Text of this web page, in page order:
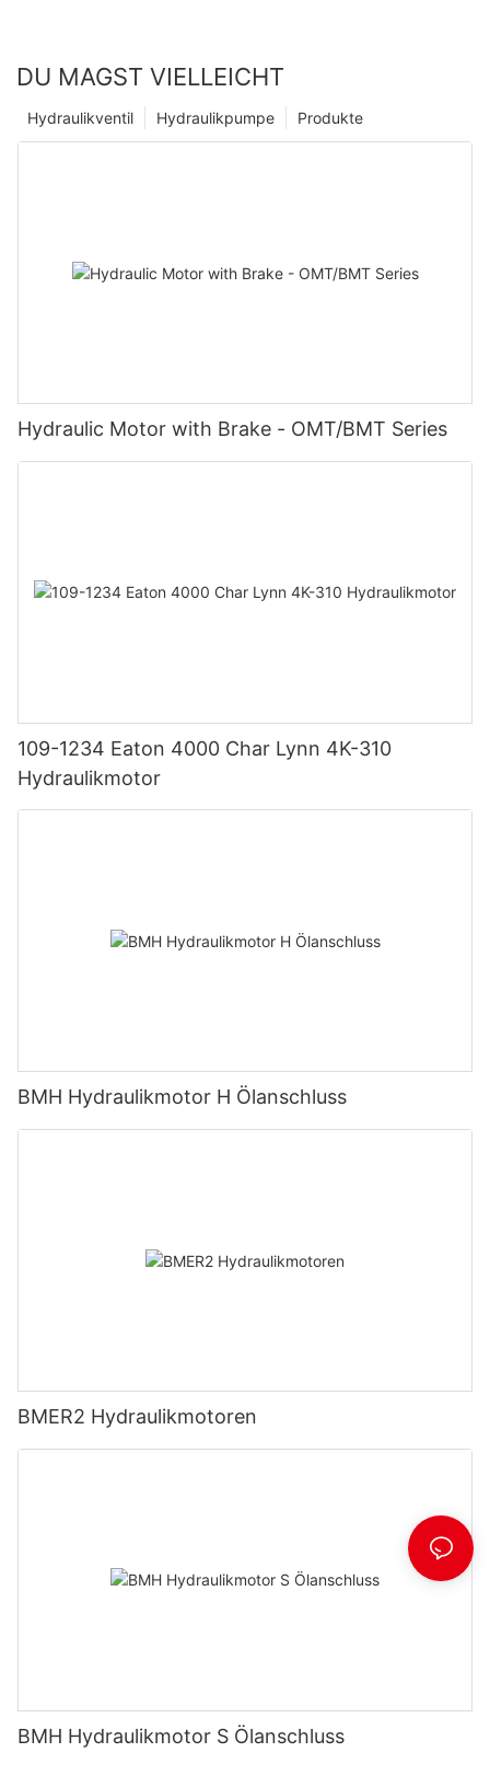
DU MAGST VIELLEICHT
Produkte
Hydraulikpumpe
Hydraulikventil
Hydraulic Motor with Brake - OMT/BMT Series
109-1234 Eaton 4000 Char Lynn 4K-310
Hydraulikmotor
BMH Hydraulikmotor H Ölanschluss
BMER2 Hydraulikmotoren
BMH Hydraulikmotor S Ölanschluss